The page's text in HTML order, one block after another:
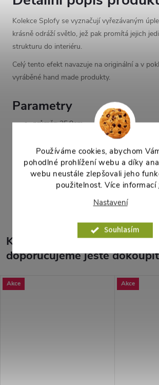
Používáme cookies, abychom
pohodlné prohlížení webu a díky
webu neustále zlepšovali jeho
použitelnost. Více informací
Nastavení
Souhlasím
Kolekce Splofy se vyznačují vyřezávaným
krásně odráží světlo, jež pak promítá jejich
strukturu do interiéru.
Celý tento efekt navazuje na originální a v
vyráběné hand made produkty.
Parametry
průměr: 25,9cm
objem: 8l
materiál: plast
Parametry produktu
K tomuto produktu
doporučujeme ještě dokoupit
Akce Akce